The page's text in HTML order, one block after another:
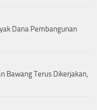
Dana Pembangunan
Bawang Terus Dikerjakan,